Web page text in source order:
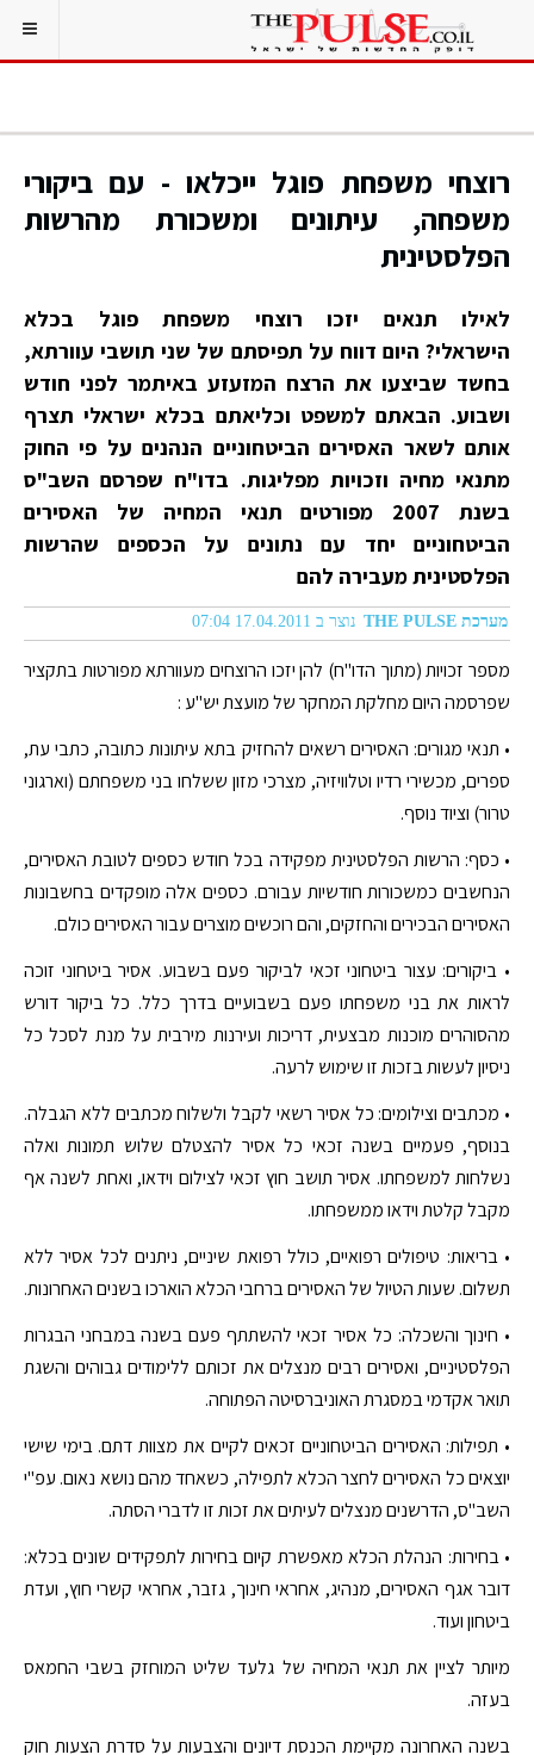
רוצחי משפחת פוגל ייכלאו - עם ביקורי
משפחה, עיתונים ומשכורת מהרשות
הפלסטינית
לאילו תנאים יזכו רוצחי משפחת פוגל בכלא
הישראלי? היום דווח על תפיסתם של שני תושבי עוורתא,
בחשד שביצעו את הרצח המזעזע באיתמר לפני חודש
ושבוע. הבאתם למשפט וכליאתם בכלא ישראלי תצרף
אותם לשאר האסירים הביטחוניים הנהנים על פי החוק
מתנאי מחיה וזכויות מפליגות. בדו"ח שפרסם השב"ס
בשנת 2007 מפורטים תנאי המחיה של האסירים
הביטחוניים יחד עם נתונים על הכספים שהרשות
הפלסטינית מעבירה להם
מערכת THE PULSE נוצר ב 17.04.2011 07:04
מספר זכויות (מתוך הדו"ח) להן יזכו הרוצחים מעוורתא מפורטות בתקציר
שפרסמה היום מחלקת המחקר של מועצת יש"ע :
• תנאי מגורים: האסירים רשאים להחזיק בתא עיתונות כתובה, כתבי עת,
ספרים, מכשירי רדיו וטלוויזיה, מצרכי מזון ששלחו בני משפחתם (וארגוני
טרור) וציוד נוסף.
• כסף: הרשות הפלסטינית מפקידה בכל חודש כספים לטובת האסירים,
הנחשבים כמשכורות חודשיות עבורם. כספים אלה מופקדים בחשבונות
האסירים הבכירים והחזקים, והם רוכשים מוצרים עבור האסירים כולם.
• ביקורים: עצור ביטחוני זכאי לביקור פעם בשבוע. אסיר ביטחוני זוכה
לראות את בני משפחתו פעם בשבועיים בדרך כלל. כל ביקור דורש
מהסוהרים מוכנות מבצעית, דריכות ועירנות מירבית על מנת לסכל כל
ניסיון לעשות בזכות זו שימוש לרעה.
• מכתבים וצילומים: כל אסיר רשאי לקבל ולשלוח מכתבים ללא הגבלה.
בנוסף, פעמיים בשנה זכאי כל אסיר להצטלם שלוש תמונות ואלה
נשלחות למשפחתו. אסיר תושב חוץ זכאי לצילום וידאו, ואחת לשנה אף
מקבל קלטת וידאו ממשפחתו.
• בריאות: טיפולים רפואיים, כולל רפואת שיניים, ניתנים לכל אסיר ללא
תשלום. שעות הטיול של האסירים ברחבי הכלא הוארכו בשנים האחרונות.
• חינוך והשכלה: כל אסיר זכאי להשתתף פעם בשנה במבחני הבגרות
הפלסטיניים, ואסירים רבים מנצלים את זכותם ללימודים גבוהים והשגת
תואר אקדמי במסגרת האוניברסיטה הפתוחה.
• תפילות: האסירים הביטחוניים זכאים לקיים את מצוות דתם. בימי שישי
יוצאים כל האסירים לחצר הכלא לתפילה, כשאחד מהם נושא נאום. עפ"י
השב"ס, הדרשנים מנצלים לעיתים את זכות זו לדברי הסתה.
• בחירות: הנהלת הכלא מאפשרת קיום בחירות לתפקידים שונים בכלא:
דובר אגף האסירים, מנהיג, אחראי חינוך, גזבר, אחראי קשרי חוץ, ועדת
ביטחון ועוד.
מיותר לציין את תנאי המחיה של גלעד שליט המוחזק בשבי החמאס
בעזה.
בשנה האחרונה מקיימת הכנסת דיונים והצבעות על סדרת הצעות חוק